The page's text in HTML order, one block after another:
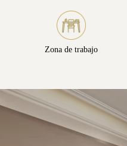
Zona de trabajo